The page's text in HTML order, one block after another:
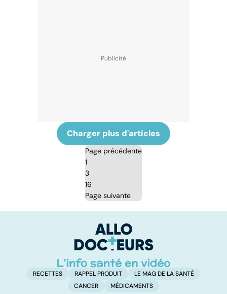
Charger plus d'articles
Page précédente
1
3
16
Page suivante
RECETTES RAPPEL PRODUIT
LE MAG DE LA SANTÉ
CANCER
MÉDICAMENTS